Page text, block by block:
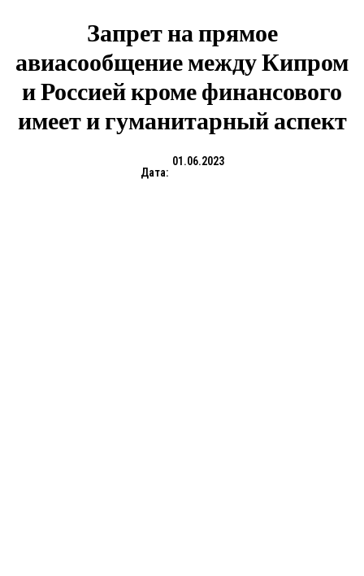
Запрет на прямое
авиасообщение между Кипром
и Россией кроме финансового
имеет и гуманитарный аспект
Дата:
01.06.2023